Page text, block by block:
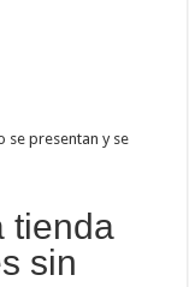
se presentan y se
tienda
sin